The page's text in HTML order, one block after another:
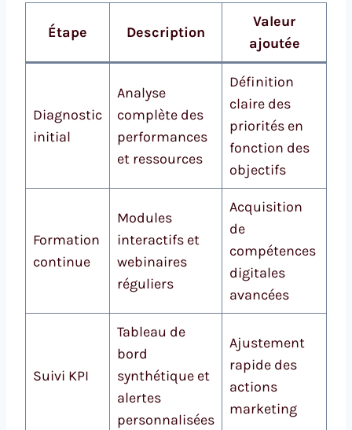
Étape Description
Valeur
ajoutée
Diagnostic
initial
Analyse
complète des
performances
et ressources
Définition
claire des
priorités en
fonction des
objectifs
Formation
continue
Modules
interactifs et
webinaires
réguliers
Acquisition
de
compétences
digitales
avancées
Suivi KPI
Tableau de
bord
synthétique et
alertes
personnalisées
Ajustement
rapide des
actions
marketing